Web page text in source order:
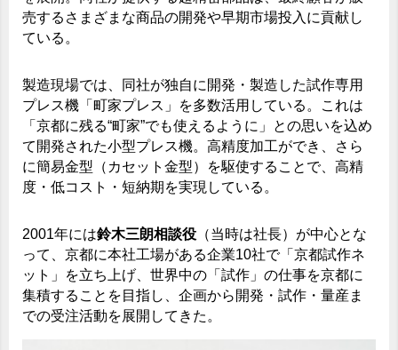
売するさまざまな商品の開発や早期市場投入に貢献し
ている。
製造現場では、同社が独自に開発・製造した試作専用
プレス機「町家プレス」を多数活用している。これは
「京都に残る“町家”でも使えるように」との思いを込め
て開発された小型プレス機。高精度加工ができ、さら
に簡易金型（カセット金型）を駆使することで、高精
度・低コスト・短納期を実現している。
2001年には鈴木三朗相談役 （当時は社長）が中心とな
って、京都に本社工場がある企業10社で「京都試作ネ
ット」を立ち上げ、世界中の「試作」の仕事を京都に
集積することを目指し、企画から開発・試作・量産ま
での受注活動を展開してきた。